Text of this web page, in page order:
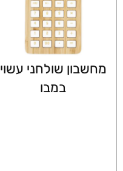
מחשבון שולחני עשוי
במבו